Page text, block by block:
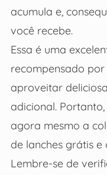
acumula e,
você recebe.
Essa é uma
recompensado por
aproveitar
adicional.
agora mesmo a
de lanches grátis e
Lembre-se de